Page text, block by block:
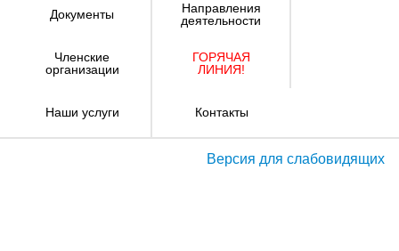
Документы
Направления
деятельности
Членские
организации
ГОРЯЧАЯ
ЛИНИЯ!
Наши услуги Контакты
Версия для слабовидящих